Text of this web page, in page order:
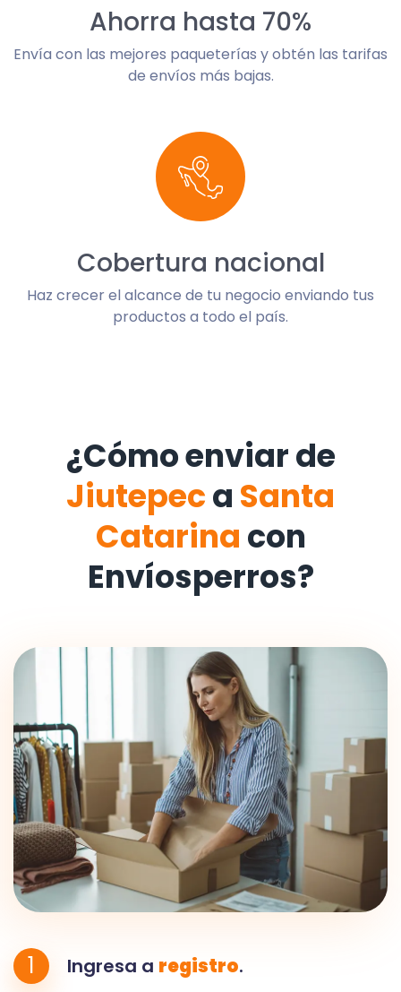
Ahorra hasta 70%
Envía con las mejores paqueterías y obtén las tarifas
de envíos más bajas.
Cobertura nacional
Haz crecer el alcance de tu negocio enviando tus
productos a todo el país.
¿Cómo enviar de
Jiutepeca Santa
Catarina con
Envíosperros?
1 Ingresa a registro.